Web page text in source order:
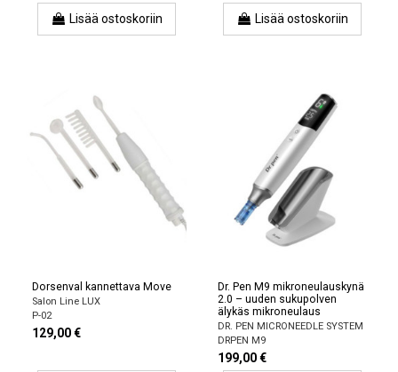
Lisää ostoskoriin
Lisää ostoskoriin
Dorsenval kannettava Move
Salon Line LUX
P-02
129,00 €
Dr. Pen M9 mikroneulauskynä
2.0 – uuden sukupolven
älykäs mikroneulaus
DR. PEN MICRONEEDLE SYSTEM
DRPEN M9
199,00 €